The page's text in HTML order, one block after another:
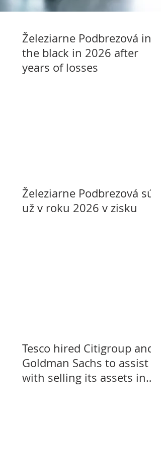
Železiarne Podbrezová in
the black in 2026 after
years of losses
Železiarne Podbrezová sú
už v roku 2026 v zisku
Tesco hired Citigroup and
Goldman Sachs to assist
with selling its assets in